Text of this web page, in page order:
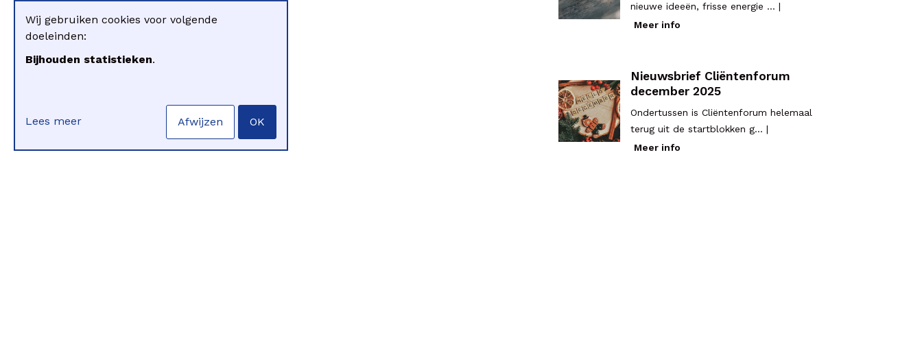
nieuwe ideeën, frisse energie ... |
Meer info
Nieuwsbrief Cliëntenforum
december 2025
Ondertussen is Cliëntenforum helemaal
terug uit de startblokken g... |
Meer info
Wij gebruiken cookies voor volgende
doeleinden:
Bijhouden statistieken.
Lees meer Afwijzen OK